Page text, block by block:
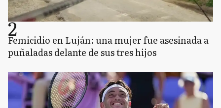
2
Femicidio en Luján: una mujer fue asesinada a
puñaladas delante de sus tres hijos